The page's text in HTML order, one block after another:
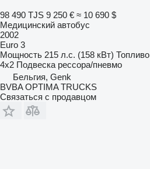
98 490 TJS 9 250 € ≈ 10 690 $
Медицинский автобус
2002
Euro 3
Мощность 215 л.с. (158 кВт) Топливо
4x2 Подвеска рессора/пневмо
Бельгия, Genk
BVBA OPTIMA TRUCKS
Связаться с продавцом